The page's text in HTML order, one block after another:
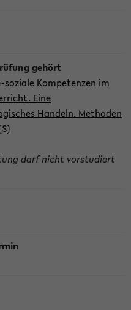
soziale Kompetenzen im
Eine
Handeln. Methoden
darf nicht vorstudiert